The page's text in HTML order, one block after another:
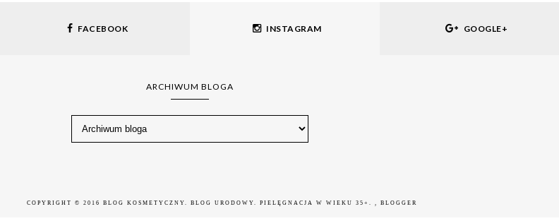
FACEBOOK INSTAGRAM GOOGLE+
ARCHIWUM BLOGA
COPYRIGHT © 2016BLOG KOSMETYCZNY. BLOG URODOWY. PIELĘGNACJA W WIEKU 35+. , BLOGGER